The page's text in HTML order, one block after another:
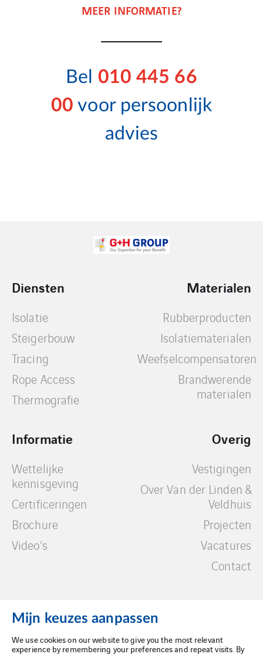
MEER INFORMATIE?
Bel 010 445 66
00 voor persoonlijk
advies
Diensten
Isolatie
Steigerbouw
Tracing
Rope Access
Thermografie
Materialen
Rubberproducten
Isolatiematerialen
Weefselcompensatoren
Brandwerende
materialen
Informatie
Wettelijke
kennisgeving
Certificeringen
Brochure
Video’s
Overig
Vestigingen
Over Van der Linden &
Veldhuis
Projecten
Vacatures
Contact
Wettelijke kennisgeving
Mijn keuzes aanpassen
We use cookies on our website to give you the most relevant
experience by remembering your preferences and repeat visits. By